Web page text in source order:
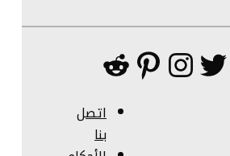
تويترإنستجرام
بينتريست
ريديت
اتصل
بنا